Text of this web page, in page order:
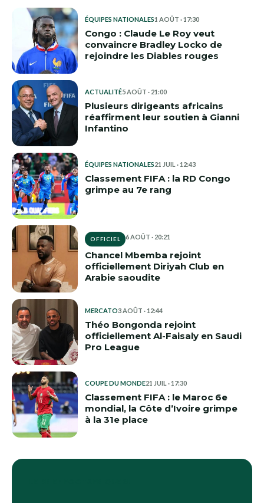
ÉQUIPES NATIONALES1 AOÛT · 17:30
Congo : Claude Le Roy veut
convaincre Bradley Locko de
rejoindre les Diables rouges
ACTUALITÉ5 AOÛT · 21:00
Plusieurs dirigeants africains
réaffirment leur soutien à Gianni
Infantino
ÉQUIPES NATIONALES21 JUIL · 12:43
Classement FIFA : la RD Congo
grimpe au 7e rang
OFFICIEL 6 AOÛT · 20:21
Chancel Mbemba rejoint
officiellement Diriyah Club en
Arabie saoudite
MERCATO3 AOÛT · 12:44
Théo Bongonda rejoint
officiellement Al-Faisaly en Saudi
Pro League
COUPE DU MONDE21 JUIL · 17:30
Classement FIFA : le Maroc 6e
mondial, la Côte d’Ivoire grimpe
à la 31e place